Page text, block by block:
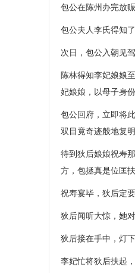
包公在陈州办完放
包公夫人李氏得知
次日，包公入朝见
陈林得知李妃娘娘
妃娘娘，以母子身
包公回府，立即将
双目竟奇迹般地复
待到狄后娘娘祝寿
方，包拯真是位匡
祝寿宴毕，狄后定
狄后闻听大惊，她
狄后接在手中，灯
李妃忙将狄后扶起